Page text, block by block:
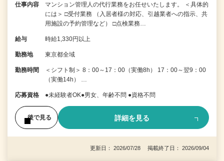
仕事内容
マンション管理人の代行業務をお任せいたします。 ＜具体的
には＞ □受付業務 （入居者様の対応、引越業者への指示、共
用施設の予約管理など） □点検業務…
給与 時給1,330円以上
勤務地 東京都全域
勤務時間
＜シフト制＞ 8：00～17：00（実働8h） 17：00～翌9：00
（実働14h） …
応募資格 ●未経験者OK●男女、年齢不問 ●資格不問
後で見る 詳細を見る
更新日： 2026/07/28 掲載終了日： 2026/09/04